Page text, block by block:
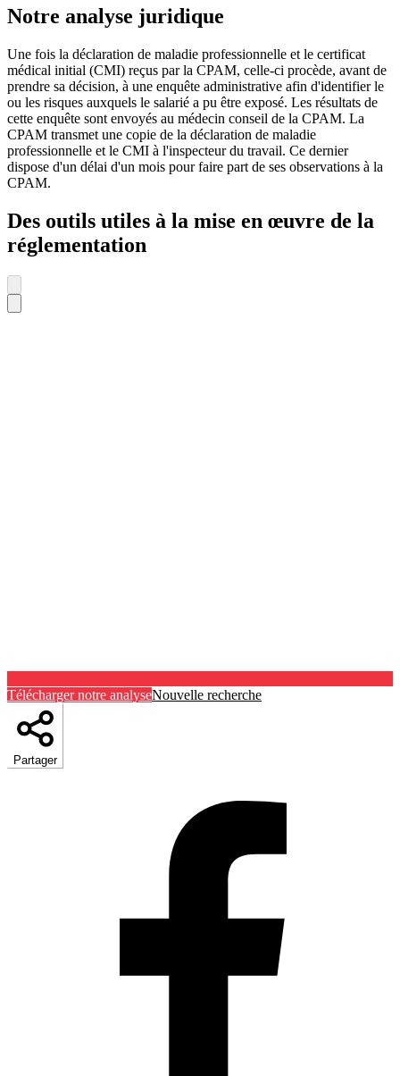
Notre analyse juridique
Une fois la déclaration de maladie professionnelle et le certificat
médical initial (CMI) reçus par la CPAM, celle-ci procède, avant de
prendre sa décision, à une enquête administrative afin d'identifier le
ou les risques auxquels le salarié a pu être exposé. Les résultats de
cette enquête sont envoyés au médecin conseil de la CPAM. La
CPAM transmet une copie de la déclaration de maladie
professionnelle et le CMI à l'inspecteur du travail. Ce dernier
dispose d'un délai d'un mois pour faire part de ses observations à la
CPAM.
Des outils utiles à la mise en œuvre de la
réglementation
Télécharger notre analyseNouvelle recherche
Partager